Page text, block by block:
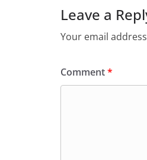
Leave a
Your email
Comment*